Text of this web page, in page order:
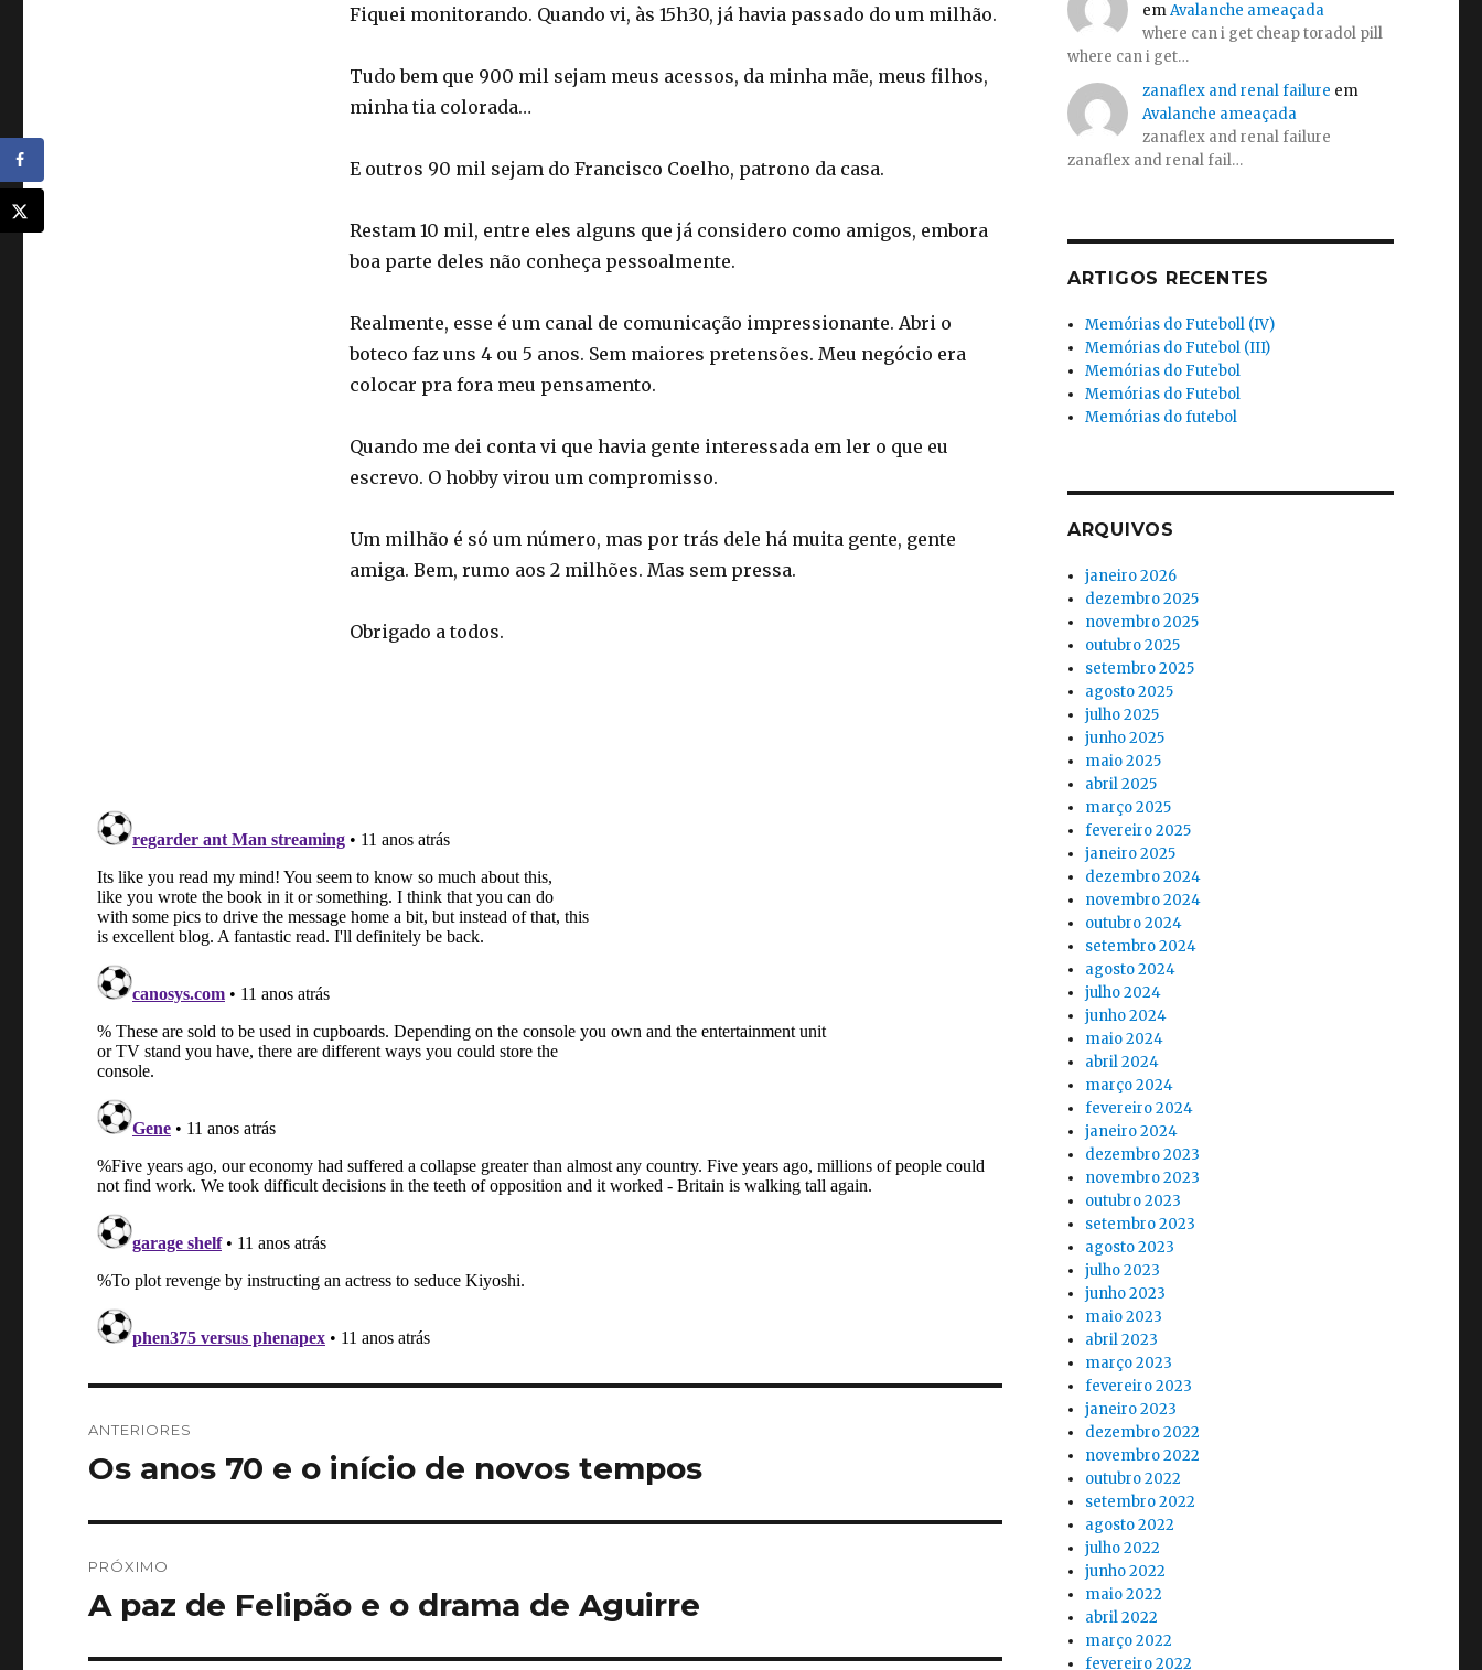
Fiquei monitorando. Quando vi, às 15h30, já havia passado do um milhão.
Tudo bem que 900 mil sejam meus acessos, da minha mãe, meus filhos,
minha tia colorada…
E outros 90 mil sejam do Francisco Coelho, patrono da casa.
Restam 10 mil, entre eles alguns que já considero como amigos, embora
boa parte deles não conheça pessoalmente.
Realmente, esse é um canal de comunicação impressionante. Abri o
boteco faz uns 4 ou 5 anos. Sem maiores pretensões. Meu negócio era
colocar pra fora meu pensamento.
Quando me dei conta vi que havia gente interessada em ler o que eu
escrevo. O hobby virou um compromisso.
Um milhão é só um número, mas por trás dele há muita gente, gente
amiga. Bem, rumo aos 2 milhões. Mas sem pressa.
Obrigado a todos.
de
ANTERIORES
Post
Os anos 70 e o início de novos tempos
PRÓXIMO
Próximo
A paz de Felipão e o drama de Aguirre
emAvalanche ameaçada
where can i get cheap toradol pill
where can i get…
zanaflex and renal failure em
Avalanche ameaçada
zanaflex and renal failure
zanaflex and renal fail…
ARTIGOS RECENTES
Memórias do Futeboll (IV)
Memórias do Futebol (III)
Memórias do Futebol
Memórias do Futebol
Memórias do futebol
ARQUIVOS
janeiro 2026
dezembro 2025
novembro 2025
outubro 2025
setembro 2025
agosto 2025
julho 2025
junho 2025
maio 2025
abril 2025
março 2025
fevereiro 2025
janeiro 2025
dezembro 2024
novembro 2024
outubro 2024
setembro 2024
agosto 2024
julho 2024
junho 2024
maio 2024
abril 2024
março 2024
fevereiro 2024
janeiro 2024
dezembro 2023
novembro 2023
outubro 2023
setembro 2023
agosto 2023
julho 2023
junho 2023
maio 2023
abril 2023
março 2023
fevereiro 2023
janeiro 2023
dezembro 2022
novembro 2022
outubro 2022
setembro 2022
agosto 2022
julho 2022
junho 2022
maio 2022
abril 2022
março 2022
fevereiro 2022